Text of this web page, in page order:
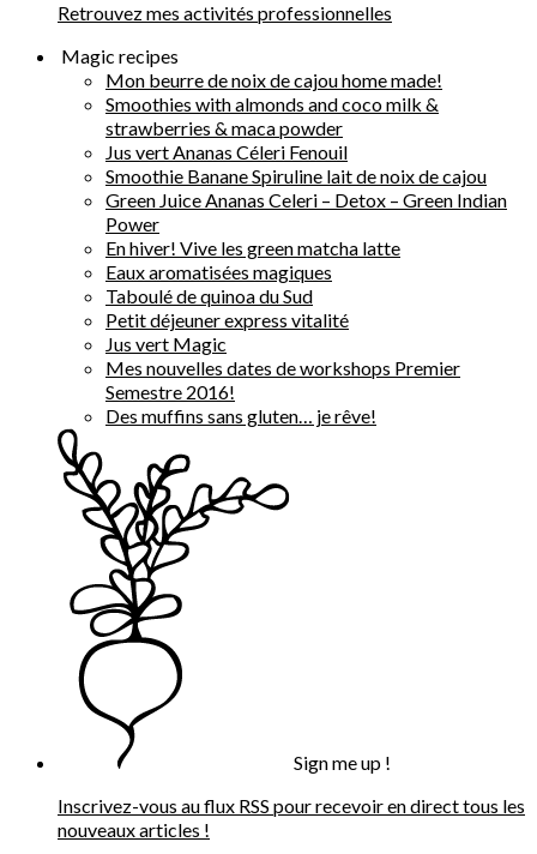
Retrouvez mes activités professionnelles
Magic recipes
Mon beurre de noix de cajou home made!
Smoothies with almonds and coco milk &
strawberries & maca powder
Jus vert Ananas Céleri Fenouil
Smoothie Banane Spiruline lait de noix de cajou
Green Juice Ananas Celeri – Detox – Green Indian
Power
En hiver! Vive les green matcha latte
Eaux aromatisées magiques
Taboulé de quinoa du Sud
Petit déjeuner express vitalité
Jus vert Magic
Mes nouvelles dates de workshops Premier
Semestre 2016!
Des muffins sans gluten… je rêve!
Sign me up !
Inscrivez-vous au flux RSS pour recevoir en direct tous les
nouveaux articles !